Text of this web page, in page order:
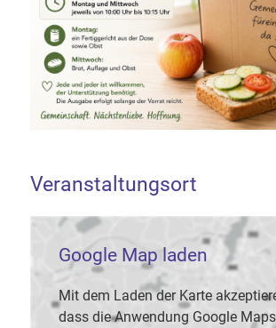
Veranstaltungsort
Google Map laden
Mit dem Laden der Karte
dass die Anwendung Google